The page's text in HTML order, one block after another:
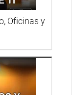
Oficinas y